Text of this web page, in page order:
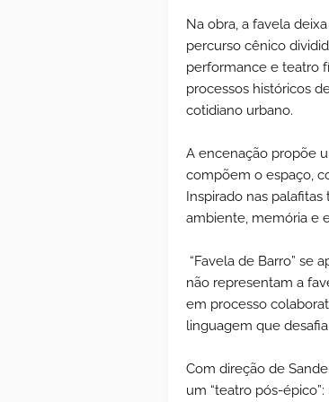
Na obra, a favela
percurso cênico
performance e teatro
processos históricos
cotidiano urbano.
A encenação propõe
compõem o espaço,
Inspirado nas
ambiente, memória e
“Favela de Barro” se
não representam a
em processo
linguagem que
Com direção de
um “teatro pós-